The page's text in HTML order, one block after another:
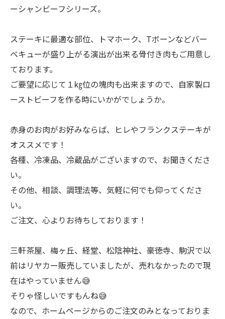
ーシャンビーフシリーズ。
ステーキに最適な部位、トマホーク、Tボーンなどバー
ベキューが盛り上がる演出が出来る骨付き肉もご用意し
ております。
ご要望に応じて１㎏位の塊肉も出来ますので、自家製ロ
ーストビーフを作る時にいかがでしょうか。
赤身のお肉がお好みならば、ヒレやフランクステーキが
オススメです！
各種、冷凍品、冷蔵品がございますので、お聞きくださ
い。
その他、相談、調理法等、気軽に何でも仰ってくださ
い。
ご注文、心よりお待ちしております！
三軒茶屋、梅ヶ丘、経堂、松陰神社、豪徳寺、駒沢で以
前はリヤカー販売していましたが、売れなかったので現
在はやっていません😅
そりゃ怪しいですもんね😅
なので、ホームページからのご注文のみとなっておりま